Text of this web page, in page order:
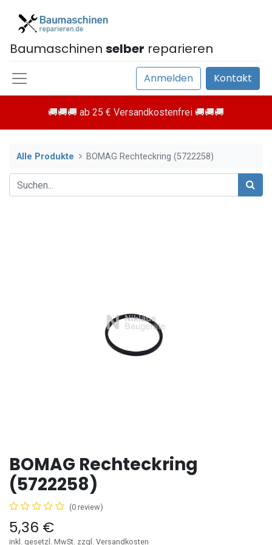
Baumaschinen selber reparieren
Anmelden Kontakt
🚚🚚🚚 ab 25 € Versandkostenfrei 🚚🚚🚚
Alle Produkte BOMAG Rechteckring (5722258)
BOMAG Rechteckring
(5722258)
(0 review)
5,36 €
inkl. gesetzl. MwSt. zzgl. Versandkosten